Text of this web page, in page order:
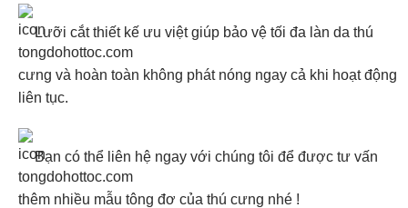
Lưỡi cắt thiết kế ưu việt giúp bảo vệ tối đa làn da thú
cưng và hoàn toàn không phát nóng ngay cả khi hoạt động
liên tục.
Bạn có thể liên hệ ngay với chúng tôi để được tư vấn
thêm nhiều mẫu tông đơ của thú cưng nhé !